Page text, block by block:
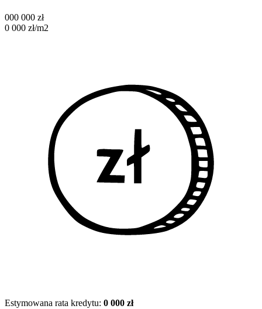
000 000 zł
0 000 zł/m2
Estymowana rata kredytu: 0 000 zł